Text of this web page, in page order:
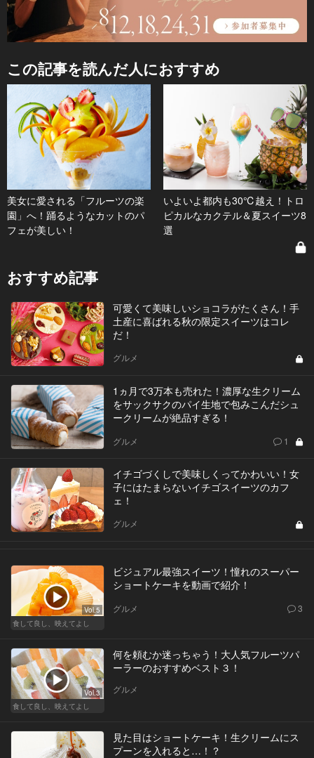
この記事を読んだ人におすすめ
美女に愛される「フルーツの楽
園」へ！踊るようなカットのパ
フェが美しい！
いよいよ都内も30℃越え！トロ
ピカルなカクテル＆夏スイーツ8
選
おすすめ記事
可愛くて美味しいショコラがたくさん！手
土産に喜ばれる秋の限定スイーツはコレ
だ！
グルメ
1ヵ月で3万本も売れた！濃厚な生クリーム
をサックサクのパイ生地で包みこんだシュ
ークリームが絶品すぎる！
グルメ 1
イチゴづくしで美味しくってかわいい！女
子にはたまらないイチゴスイーツのカフ
ェ！
グルメ
Vol.5
食して良し、映えてよし
ビジュアル最強スイーツ！憧れのスーパー
ショートケーキを動画で紹介！
グルメ 3
Vol.3
食して良し、映えてよし
何を頼むか迷っちゃう！大人気フルーツパ
ーラーのおすすめベスト３！
グルメ
見た目はショートケーキ！生クリームにス
プーンを入れると…！？